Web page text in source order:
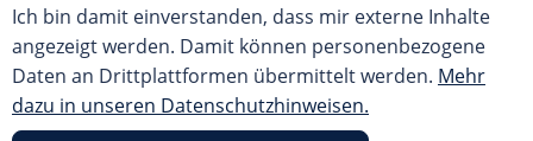
Ich bin damit einverstanden, dass mir externe Inhalte
angezeigt werden. Damit können personenbezogene
Daten an Drittplattformen übermittelt werden. Mehr
dazu in unseren Datenschutzhinweisen.